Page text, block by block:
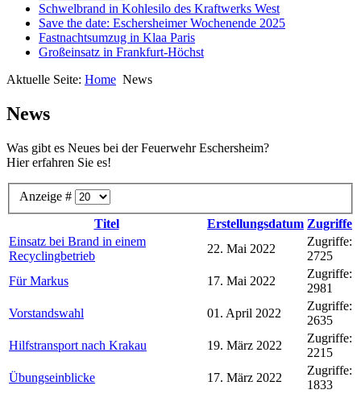
Schwelbrand in Kohlesilo des Kraftwerks West
Save the date: Eschersheimer Wochenende 2025
Fastnachtsumzug in Klaa Paris
Großeinsatz in Frankfurt-Höchst
Aktuelle Seite: Home News
News
Was gibt es Neues bei der Feuerwehr Eschersheim?
Hier erfahren Sie es!
Anzeige #
Titel
Erstellungsdatum Zugriffe
Einsatz bei Brand in einem
Recyclingbetrieb
22. Mai 2022
Zugriffe:
2725
Für Markus
17. Mai 2022
Zugriffe:
2981
Vorstandswahl
01. April 2022
Zugriffe:
2635
Hilfstransport nach Krakau
19. März 2022
Zugriffe:
2215
Übungseinblicke
17. März 2022
Zugriffe:
1833